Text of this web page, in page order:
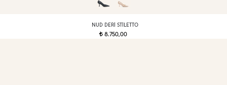
NUD DERI STILETTO
t8.750,00